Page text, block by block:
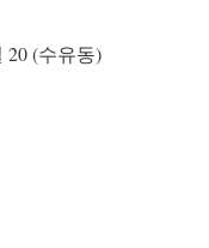
20 (수유동)